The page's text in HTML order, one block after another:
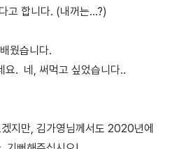
고 합니다. (내꺼는...?)
웠습니다.
요. 네, 써먹고 싶었습니다..
지만, 김가영님께서도 2020년에